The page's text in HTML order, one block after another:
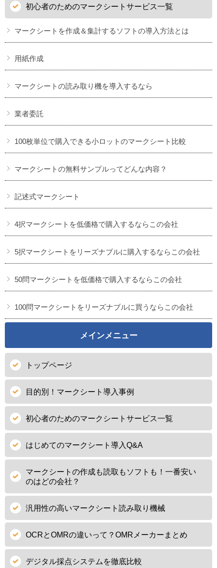
初心者のためのマークシートサービス一覧
マークシートを作成＆集計するソフトの導入方法とは
用紙作成
マークシートの読み取り機を導入するなら
業者委託
100枚単位で購入できる小ロットのマークシート比較
マークシートの無料サンプルってどんな内容？
記述式マークシート
4択マークシートを低価格で購入するならこの会社
5択マークシートをリーズナブルに購入するならこの会社
50問マークシートを低価格で購入するならこの会社
100問マークシートをリーズナブルに買うならこの会社
メインメニュー
トップページ
目的別！マークシート導入事例
初心者のためのマークシートサービス一覧
はじめてのマークシート導入Q&A
マークシートの作成も読取もソフトも！一番安い
のはどの会社？
汎用性の高いマークシート読み取り機械
OCRとOMRの違いって？OMRメーカーまとめ
デジタル採点システムを徹底比較